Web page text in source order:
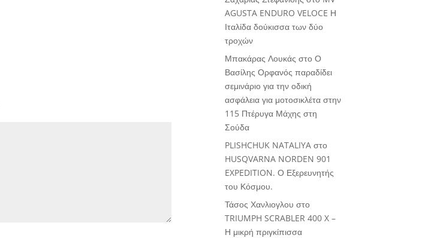
AGUSTA ENDURO VELOCE Η
Ιταλίδα δούκισσα των δύο
τροχών
Μπακάρας Λουκάς στοΟ
Βασίλης Ορφανός παραδίδει
σεμινάριο για την οδική
ασφάλεια για μοτοσικλέτα στην
115 Πτέρυγα Μάχης στη
Σούδα
PLISHCHUK NATALIYA στο
HUSQVARNA NORDEN 901
EXPEDITION. Ο Εξερευνητής
του Κόσμου.
Τάσος Χανλιογλου στο
TRIUMPH SCRABLER 400 X –
Η μικρή πριγκίπισσα